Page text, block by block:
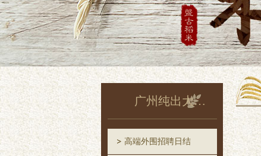
广州纯出大圈招聘
高端外围招聘日结